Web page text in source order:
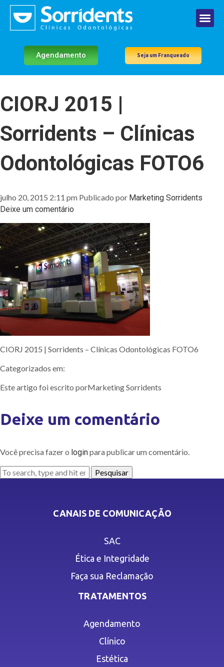
Agendamento Seja um Franqueado
CIORJ 2015 |
Sorridents – Clínicas
Odontológicas FOTO6
julho 20, 2015 2:11 pm Publicado por Marketing Sorridents
Deixe um comentário
CIORJ 2015 | Sorridents – Clínicas Odontológicas FOTO6
Categorizados em:
Este artigo foi escrito porMarketing Sorridents
Deixe um comentário
Você precisa fazer o loginpara publicar um comentário.
Pesquisar
CANAIS DE COMUNICAÇÃO
SAC
Ética e Integridade
Faça sua Reclamação
TRATAMENTOS
Agendamento
Clínico
Estética